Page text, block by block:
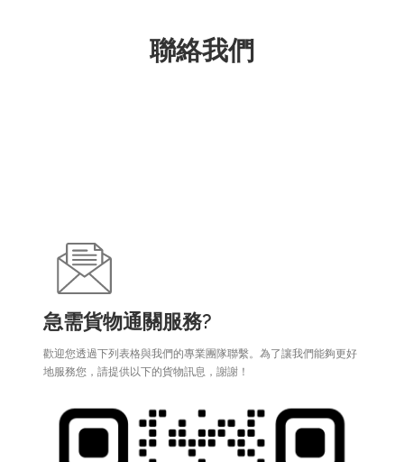
聯絡我們
急需貨物通關服務?
歡迎您透過下列表格與我們的專業團隊聯繫。為了讓我們能夠更好
地服務您，請提供以下的貨物訊息，謝謝！